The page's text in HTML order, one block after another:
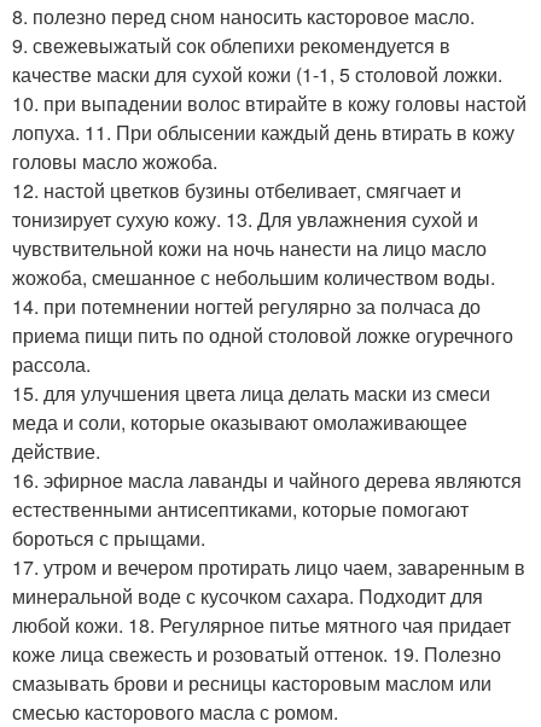
8. полезно перед сном наносить касторовое масло.
9. свежевыжатый сок облепихи рекомендуется в
качестве маски для сухой кожи (1-1, 5 столовой ложки.
10. при выпадении волос втирайте в кожу головы настой
лопуха. 11. При облысении каждый день втирать в кожу
головы масло жожоба.
12. настой цветков бузины отбеливает, смягчает и
тонизирует сухую кожу. 13. Для увлажнения сухой и
чувствительной кожи на ночь нанести на лицо масло
жожоба, смешанное с небольшим количеством воды.
14. при потемнении ногтей регулярно за полчаса до
приема пищи пить по одной столовой ложке огуречного
рассола.
15. для улучшения цвета лица делать маски из смеси
меда и соли, которые оказывают омолаживающее
действие.
16. эфирное масла лаванды и чайного дерева являются
естественными антисептиками, которые помогают
бороться с прыщами.
17. утром и вечером протирать лицо чаем, заваренным в
минеральной воде с кусочком сахара. Подходит для
любой кожи. 18. Регулярное питье мятного чая придает
коже лица свежесть и розоватый оттенок. 19. Полезно
смазывать брови и ресницы касторовым маслом или
смесью касторового масла с ромом.